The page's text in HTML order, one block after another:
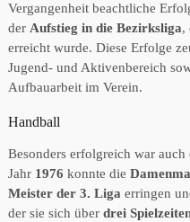
Vergangenheit beachtliche
der Aufstieg in die Bezirksliga,
erreicht wurde. Diese Erfolge
Jugend- und Aktivenbereich
Aufbauarbeit im Verein.
Handball
Besonders erfolgreich war auch
Jahr 1976 konnte die
Meister der 3. Liga erringen
der sie sich über drei